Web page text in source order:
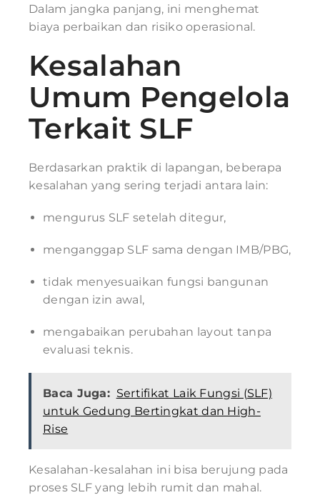
Dalam jangka panjang, ini menghemat
biaya perbaikan dan risiko operasional.
Kesalahan
Umum Pengelola
Terkait SLF
Berdasarkan praktik di lapangan, beberapa
kesalahan yang sering terjadi antara lain:
mengurus SLF setelah ditegur,
menganggap SLF sama dengan IMB/PBG,
tidak menyesuaikan fungsi bangunan
dengan izin awal,
mengabaikan perubahan layout tanpa
evaluasi teknis.
Baca Juga: Sertifikat Laik Fungsi (SLF)
untuk Gedung Bertingkat dan High-
Rise
Kesalahan-kesalahan ini bisa berujung pada
proses SLF yang lebih rumit dan mahal.